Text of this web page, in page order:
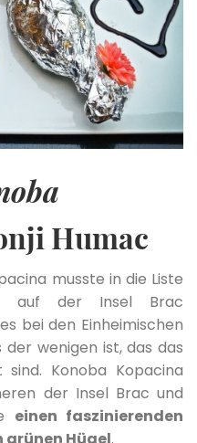
Humac
musste in die Liste
auf der Insel Brac
bei den Einheimischen
wenigen ist, das das
Konoba Kopacina
der Insel Brac und
einen faszinierenden